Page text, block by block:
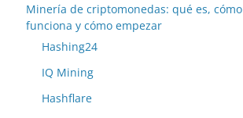
Minería de criptomonedas: qué es, cómo
funciona y cómo empezar
Hashing24
IQ Mining
Hashflare